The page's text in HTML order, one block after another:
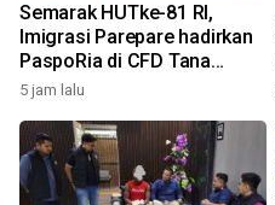
Semarak HUTke-81 RI,
Imigrasi Parepare hadirkan
PaspoRia di CFD Tana
Toraja
5 jam lalu